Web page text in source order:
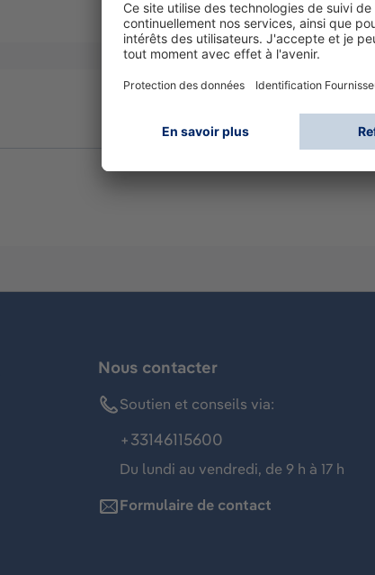
Nous contacter
Soutien et conseils via:
+33146115600
Du lundi au vendredi, de 9 h à 17 h
Formulaire de contact